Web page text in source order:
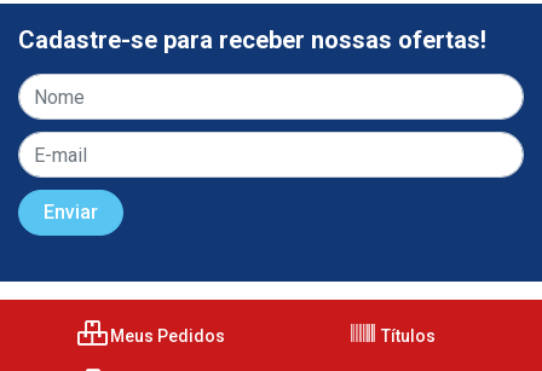
Cadastre-se para receber nossas ofertas!
Meus Pedidos Títulos